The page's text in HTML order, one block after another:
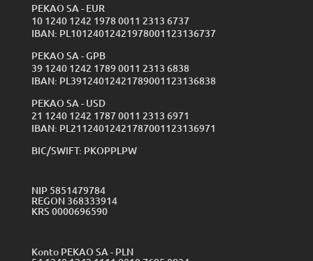
PEKAO SA - EUR
10 1240 1242 1978 0011 2313 6737
IBAN: PL10124012421978001123136737
PEKAO SA - GPB
39 1240 1242 1789 0011 2313 6838
IBAN: PL39124012421789001123136838
PEKAO SA - USD
21 1240 1242 1787 0011 2313 6971
IBAN: PL21124012421787001123136971
BIC/SWIFT: PKOPPLPW
NIP 5851479784
REGON 368333914
KRS 0000696590
Konto PEKAO SA - PLN